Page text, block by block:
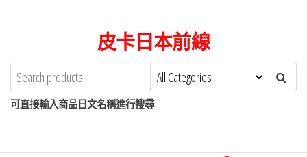
content
皮卡日本前線
可直接輸入商品日文名稱進行搜尋